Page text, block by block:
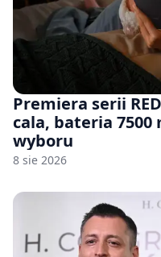
Premiera serii
cala, bateria 7500
wyboru
8 sie 2026